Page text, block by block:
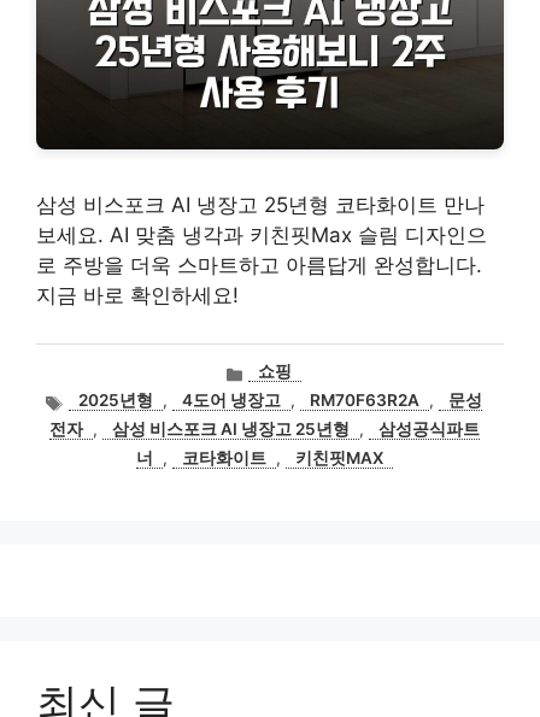
삼성 비스포크 AI 냉장고 25년형 코타화이트 만나
보세요. AI 맞춤 냉각과 키친핏Max 슬림 디자인으
로 주방을 더욱 스마트하고 아름답게 완성합니다.
지금 바로 확인하세요!
카
테
고
리
쇼핑
태
그
2025년형 , 4도어 냉장고 , RM70F63R2A ,
문성
전자 , 삼성 비스포크 AI 냉장고 25년형 ,
삼성공식파트
너
, 코타화이트 , 키친핏MAX
최신 글